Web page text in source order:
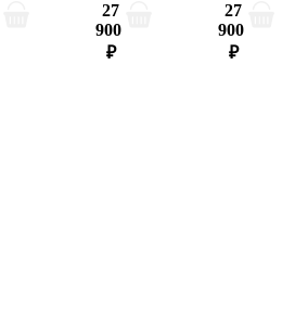
27
900
₽
27
900
₽